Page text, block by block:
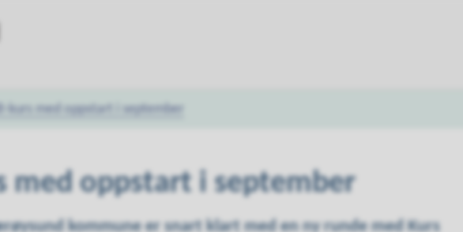
kurs med oppstart i september
med oppstart i september
kommune er snart klart med en ny runde med Kurs